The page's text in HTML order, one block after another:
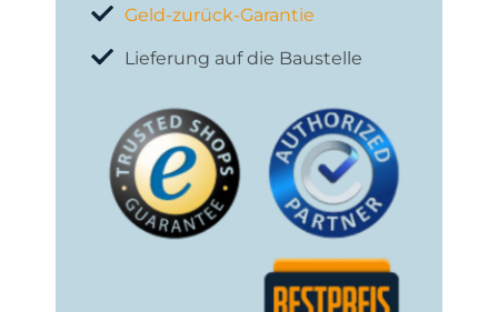
Geld-zurück-Garantie
Lieferung auf die Baustelle